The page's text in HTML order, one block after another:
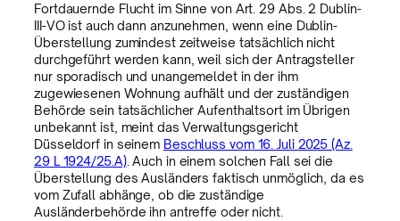
Fortdauernde Flucht im Sinne von Art. 29 Abs. 2 Dublin-
III-VO ist auch dann anzunehmen, wenn eine Dublin-
Überstellung zumindest zeitweise tatsächlich nicht
durchgeführt werden kann, weil sich der Antragsteller
nur sporadisch und unangemeldet in der ihm
zugewiesenen Wohnung aufhält und der zuständigen
Behörde sein tatsächlicher Aufenthaltsort im Übrigen
unbekannt ist, meint das Verwaltungsgericht
Düsseldorf in seinem Beschluss vom 16. Juli 2025 (Az.
29 L 1924/25.A). Auch in einem solchen Fall sei die
Überstellung des Ausländers faktisch unmöglich, da es
vom Zufall abhänge, ob die zuständige
Ausländerbehörde ihn antreffe oder nicht.